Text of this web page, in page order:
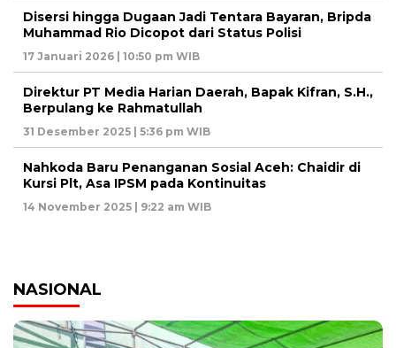
Disersi hingga Dugaan Jadi Tentara Bayaran, Bripda
Muhammad Rio Dicopot dari Status Polisi
17 Januari 2026 | 10:50 pm WIB
Direktur PT Media Harian Daerah, Bapak Kifran, S.H.,
Berpulang ke Rahmatullah
31 Desember 2025 | 5:36 pm WIB
Nahkoda Baru Penanganan Sosial Aceh: Chaidir di
Kursi Plt, Asa IPSM pada Kontinuitas
14 November 2025 | 9:22 am WIB
NASIONAL